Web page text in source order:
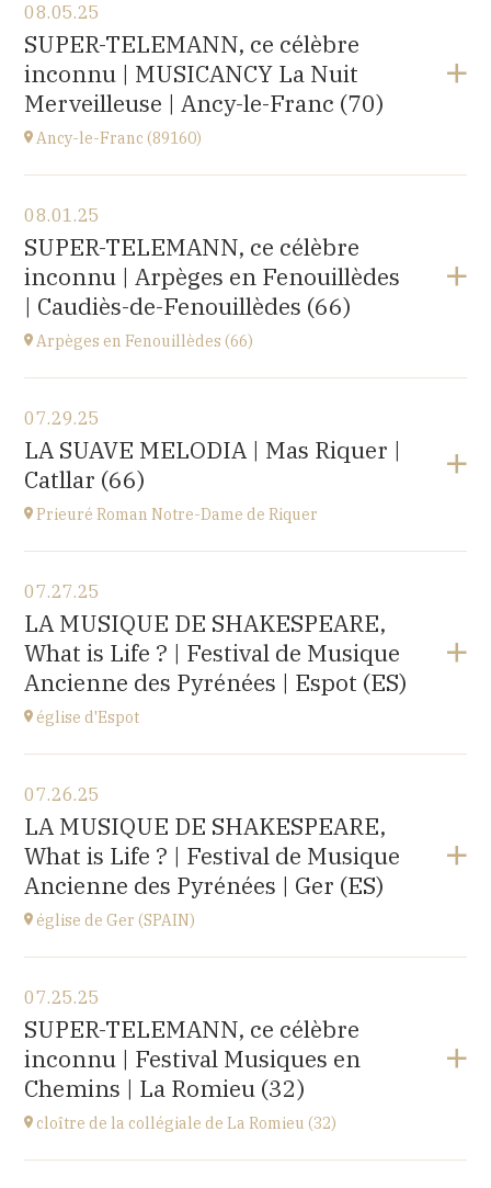
Eglise de Pompierre-sur-Doubs (25340)
3 chemin de l'église
at20H00
08.05.25
SUPER-TELEMANN, ce célèbre
inconnu | MUSICANCY La Nuit
Merveilleuse | Ancy-le-Franc (70)
Ancy-le-Franc (89160)
Ancy-le-Franc (89160)
Le Château d’Ancy-le-Franc, 18 Place Clermont-
Tonnerre, 89160 Ancy-le-Franc
at20H00
08.01.25
SUPER-TELEMANN, ce célèbre
inconnu | Arpèges en Fenouillèdes
| Caudiès-de-Fenouillèdes (66)
Arpèges en Fenouillèdes (66)
Estivales
at18H00
Buy your tickets
07.29.25
LA SUAVE MELODIA | Mas Riquer |
Catllar (66)
Prieuré Roman Notre-Dame de Riquer
Mas Riquer, Catllar (66500)
at21H00
07.27.25
LA MUSIQUE DE SHAKESPEARE,
What is Life ? | Festival de Musique
Ancienne des Pyrénées | Espot (ES)
église d'Espot
église d'Espot,
SPAIN
at19H00
Buy your tickets
07.26.25
LA MUSIQUE DE SHAKESPEARE,
What is Life ? | Festival de Musique
Ancienne des Pyrénées | Ger (ES)
église de Ger (SPAIN)
église Santa Coloma,
Plaça d'Andreu Xandri, 17539 Ger (SPAIN)
at19H00
Buy your tickets
07.25.25
SUPER-TELEMANN, ce célèbre
inconnu | Festival Musiques en
Chemins | La Romieu (32)
cloître de la collégiale de La Romieu (32)